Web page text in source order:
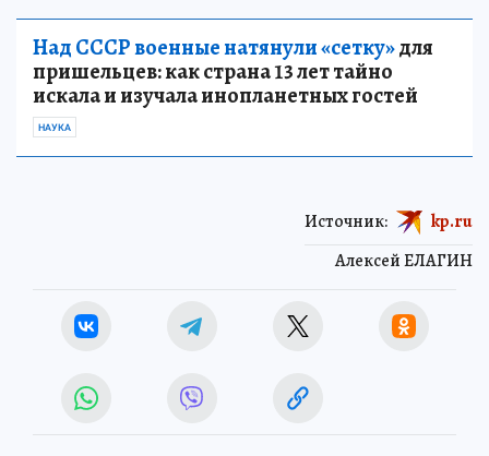
Над СССР военные натянули «сетку»для
пришельцев: как страна 13 лет тайно
искала и изучала инопланетных гостей
НАУКА
Алексей ЕЛАГИН
Источник: kp.ru